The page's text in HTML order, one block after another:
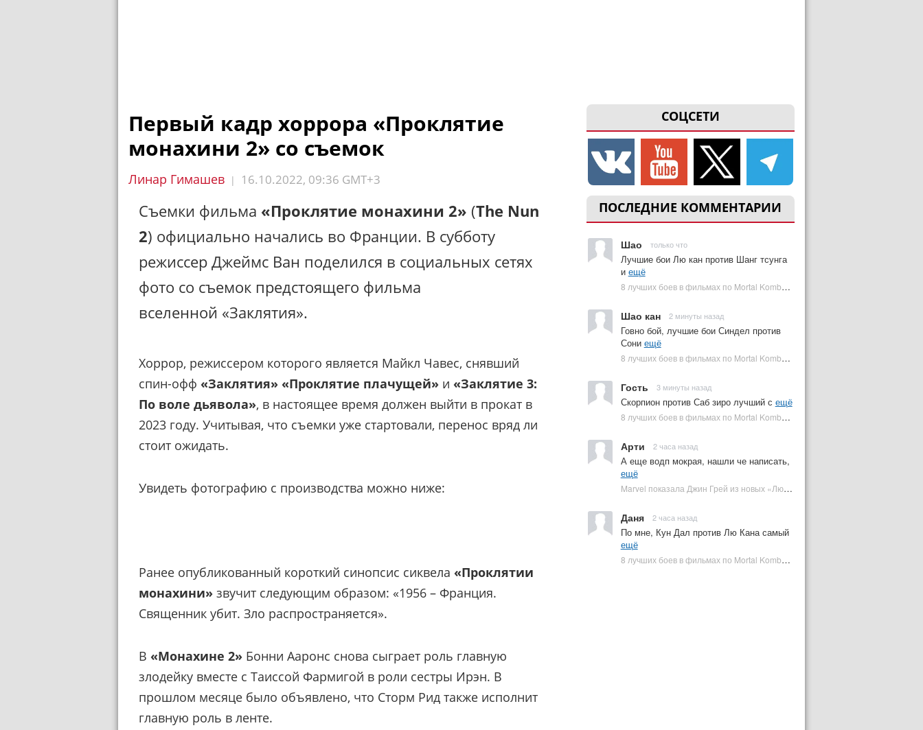
СОЦСЕТИ
ПОСЛЕДНИЕ КОММЕНТАРИИ
Шао только что
Лучшие бои Лю кан против Шанг тсунга
и ещё
8 лучших боев в фильмах по Mortal Kombat: от «Смертельной битвы» до «Мортал Комбат 2» | Plugged In Ru
Шао кан 2 минуты назад
Говно бой, лучшие бои Синдел против
Сони ещё
8 лучших боев в фильмах по Mortal Kombat: от «Смертельной битвы» до «Мортал Комбат 2» | Plugged In Ru
Гость 3 минуты назад
Скорпион против Саб зиро лучший с ещё
8 лучших боев в фильмах по Mortal Kombat: от «Смертельной битвы» до «Мортал Комбат 2» | Plugged In Ru
Арти 2 часа назад
А еще водп мокрая, нашли че написать,
ещё
Marvel показала Джин Грей из новых «Людей Икс» | Plugged In Ru
Даня 2 часа назад
По мне, Кун Дал против Лю Кана самый
ещё
8 лучших боев в фильмах по Mortal Kombat: от «Смертельной битвы» до «Мортал Комбат 2» | Plugged In Ru
Первый кадр хоррора «Проклятие
монахини 2» со съемок
Линар Гимашев | 16.10.2022, 09:36 GMT+3
Съемки фильма «Проклятие монахини 2» (The Nun
2) официально начались во Франции. В субботу
режиссер Джеймс Ван поделился в социальных сетях
фото со съемок предстоящего фильма
вселенной «Заклятия».
Хоррор, режиссером которого является Майкл Чавес, снявший
спин-офф «Заклятия» «Проклятие плачущей» и «Заклятие 3:
По воле дьявола», в настоящее время должен выйти в прокат в
2023 году. Учитывая, что съемки уже стартовали, перенос вряд ли
стоит ожидать.
Увидеть фотографию с производства можно ниже:
Ранее опубликованный короткий синопсис сиквела «Проклятии
монахини» звучит следующим образом: «1956 – Франция.
Священник убит. Зло распространяется».
В «Монахине 2» Бонни Ааронс снова сыграет роль главную
злодейку вместе с Таиссой Фармигой в роли сестры Ирэн. В
прошлом месяце было объявлено, что Сторм Рид также исполнит
главную роль в ленте.